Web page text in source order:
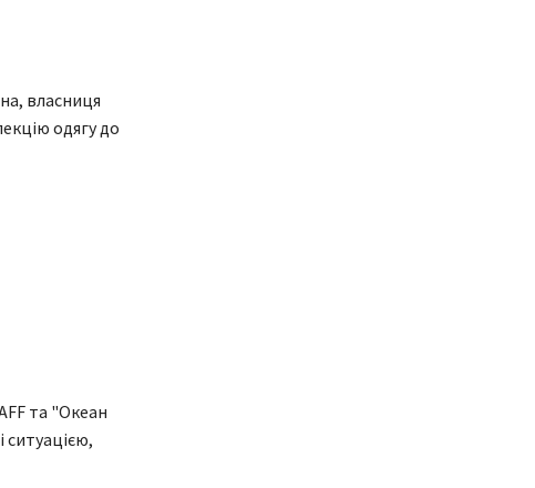
власниця
одягу до
та "Океан
ситуацією,